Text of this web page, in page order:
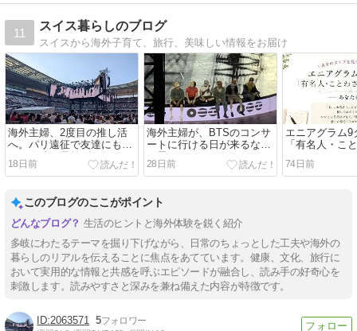
11
スイス暮らしのブログ
スイスから海外子育て、旅行、美味しい情報をお届け
海外主婦、2度目の推し活
へ。パリ遠征で友達にもら
った奇跡の最前列
18日前
海外主婦が、BTSのコンサ
ートに行ける日が来るなん
て思わなかった
28日前
エニアグラム9
「有名人・こ
えてみた——
れ？
74日前
このブログのここがポイント
生活のヒントと海外体験を鋭く紹介
多岐にわたるテーマを掘り下げながら、日常のちょっとした工夫や海外の
暮らしのリアルを伝えることに焦点をあてています。健康、文化、旅行に
おいて実用的な情報と共感を呼ぶエピソードが融合し、読み手の好奇心を
刺激します。読みやすさと深みを兼ね備えた内容が特徴です。
2063571 5